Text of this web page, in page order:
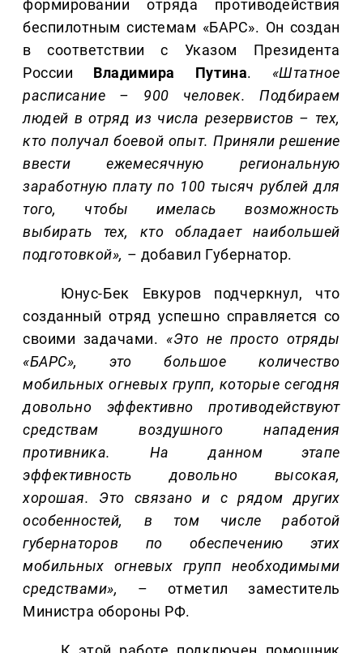
формировании отряда противодействия
беспилотным системам «БАРС». Он создан
в соответствии с Указом Президента
России Владимира Путина. «Штатное
расписание – 900 человек. Подбираем
людей в отряд из числа резервистов – тех,
кто получал боевой опыт. Приняли решение
ввести ежемесячную региональную
заработную плату по 100 тысяч рублей для
того, чтобы имелась возможность
выбирать тех, кто обладает наибольшей
подготовкой», – добавил Губернатор.
Юнус-Бек Евкуров подчеркнул, что
созданный отряд успешно справляется со
своими задачами. «Это не просто отряды
«БАРС», это большое количество
мобильных огневых групп, которые сегодня
довольно эффективно противодействуют
средствам воздушного нападения
противника. На данном этапе
эффективность довольно высокая,
хорошая. Это связано и с рядом других
особенностей, в том числе работой
губернаторов по обеспечению этих
мобильных огневых групп необходимыми
средствами»,
– отметил заместитель
Министра обороны РФ.